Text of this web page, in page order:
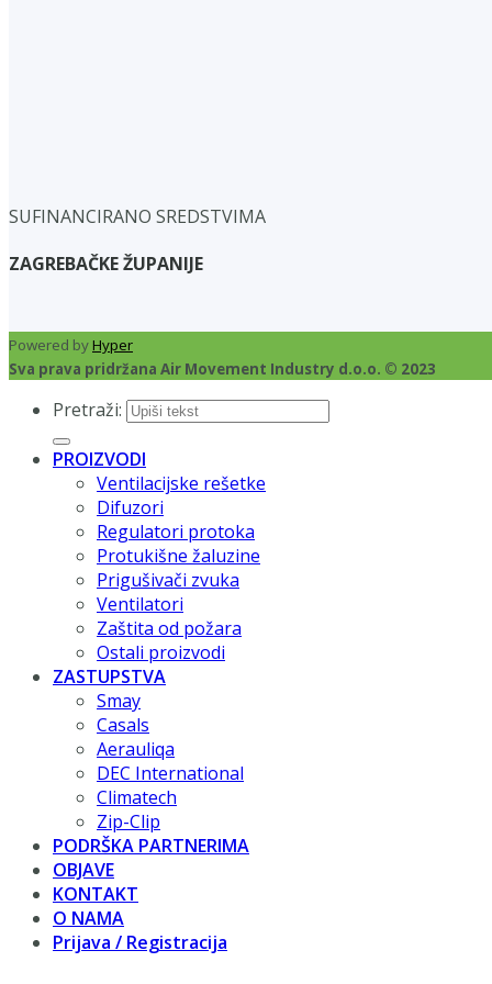
SUFINANCIRANO SREDSTVIMA
ZAGREBAČKE ŽUPANIJE
Powered byHyper
Sva prava pridržana Air Movement Industry d.o.o. © 2023
Pretraži:
PROIZVODI
Ventilacijske rešetke
Difuzori
Regulatori protoka
Protukišne žaluzine
Prigušivači zvuka
Ventilatori
Zaštita od požara
Ostali proizvodi
ZASTUPSTVA
Smay
Casals
Aerauliqa
DEC International
Climatech
Zip-Clip
PODRŠKA PARTNERIMA
OBJAVE
KONTAKT
O NAMA
Prijava / Registracija